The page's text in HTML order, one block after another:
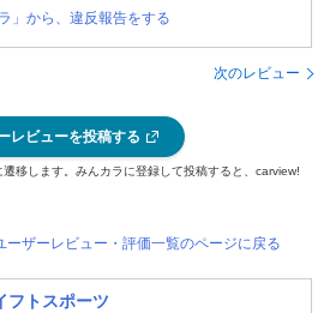
ラ」から、違反報告をする
次のレビュー
レビューを投稿する
移します。みんカラに登録して投稿すると、carview!
ーザーレビュー・評価一覧のページに戻る
フトスポーツ